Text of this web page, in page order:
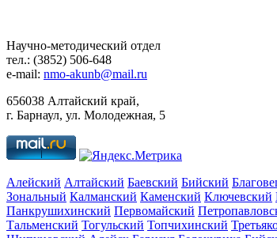
Научно-методический отдел
тел.: (3852) 506-648
e-mail: nmo-akunb@mail.ru
656038 Алтайский край,
г. Барнаул, ул. Молодежная, 5
Алейский Алтайский Баевский Бийский
Зональный Калманский Каменский Ключевский
Панкрушихинский Первомайский
Тальменский Тогульский Топчихинский